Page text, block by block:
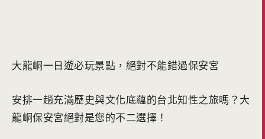
大龍峒一日遊必玩景點，絕對不能錯過保安宮
安排一趟充滿歷史與文化底蘊的台北知性之旅嗎？大
龍峒保安宮絕對是您的不二選擇！